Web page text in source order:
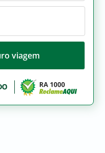
viagem